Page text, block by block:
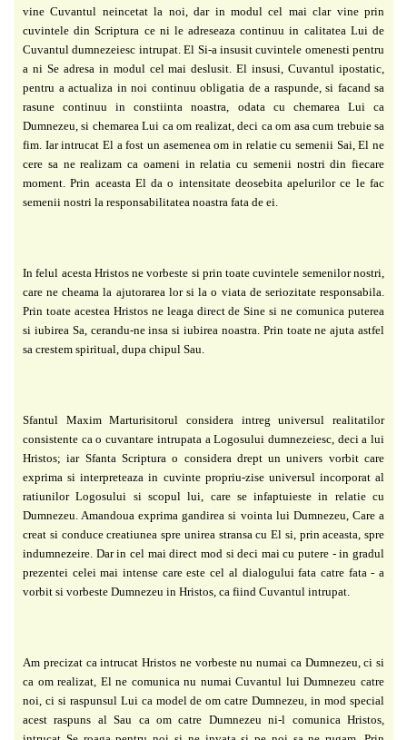
vine Cuvantul neincetat la noi, dar in modul cel mai clar vine prin
cuvintele din Scriptura ce ni le adreseazacontinuu in calitatea Lui de
Cuvantul dumnezeiesc intrupat. El Si-a insusit cuvintele omenesti pentru
a ni Se adresa in modul cel mai deslusit. El insusi, Cuvantul ipostatic,
pentru a actualiza in noi continuu obligatia de a raspunde, si facand sa
rasune continuu in constiintanoastra, odata cu chemarea Lui ca
Dumnezeu, si chemarea Lui ca om realizat, deci ca om asacum trebuie sa
fim. Iar intrucat El a fost un asemenea om in relatie cu semenii Sai, El ne
cere sa ne realizam ca oameni in relatia cu semenii nostri din fiecare
moment. Prin aceasta El da o intensitate deosebita apelurilor ce le fac
semenii nostri la responsabilitatea noastra fata de ei.
In felul acesta Hristos ne vorbeste si prin toate cuvintele semenilor nostri,
care ne cheama la ajutorarea lor si la o viata de seriozitate responsabila.
Prin toate acestea Hristos ne leaga directde Sine si ne comunica puterea
si iubirea Sa, cerandu-ne insa si iubirea noastra. Prin toate neajuta astfel
sa crestem spiritual, dupa chipul Sau.
Sfantul Maxim Marturisitorul considera intreg universul realitatilor
consistente ca ocuvantare intrupata a Logosului dumnezeiesc, deci a lui
Hristos; iar Sfanta Scriptura o considera drept un univers vorbit care
exprima si interpreteaza in cuvinte propriu-zise universul incorporat al
ratiunilor Logosului si scopul lui, care se infaptuieste in relatie cu
Dumnezeu. Amandoua exprima gandirea si vointa lui Dumnezeu, Care a
creat si conducecreatiunea spre unirea stransa cu El si, prin aceasta, spre
indumnezeire. Dar in cel mai direct mod si deci mai cu putere - in gradul
prezentei celei mai intense care este cel al dialogului fata catre fata - a
vorbit si vorbeste Dumnezeu in Hristos, ca fiind Cuvantul intrupat.
Am precizat ca intrucat Hristos ne vorbeste nu numai ca Dumnezeu, ci si
ca omrealizat, El ne comunica nu numai Cuvantul lui Dumnezeu catre
noi, ci si raspunsul Lui ca model de om catre Dumnezeu, in mod special
acest raspuns al Sau ca om catre Dumnezeuni-l comunica Hristos,